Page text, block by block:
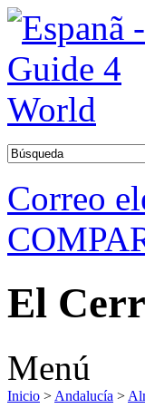
Correo
El
Menú
Inicio > Andalucía >